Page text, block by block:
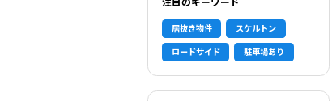
注目のキーワード
居抜き物件 スケルトン
ロードサイド 駐車場あり